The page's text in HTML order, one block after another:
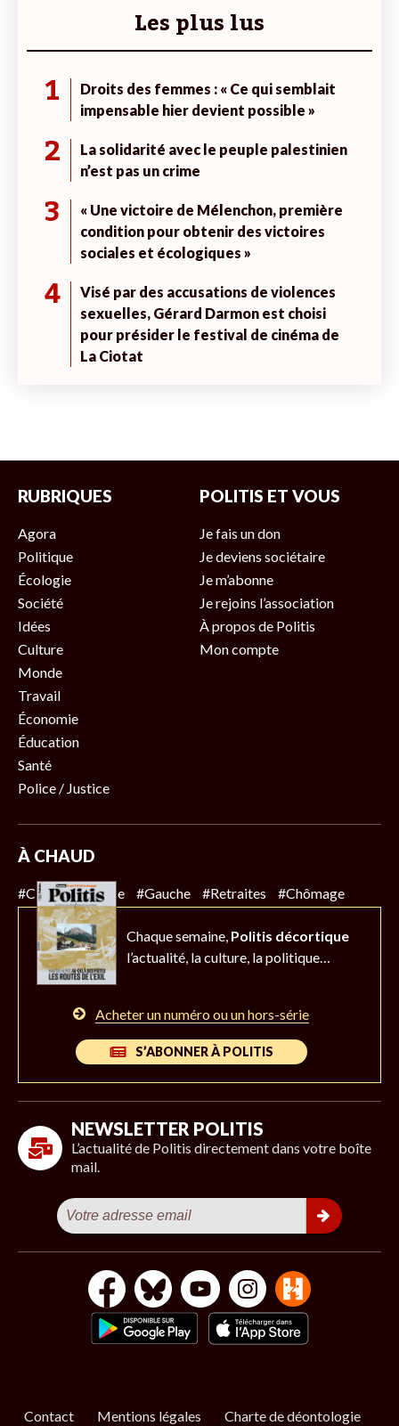
Les plus lus
1
Droits des femmes : « Ce qui semblait
impensable hier devient possible »
2
La solidarité avec le peuple palestinien
n’est pas un crime
3
« Une victoire de Mélenchon, première
condition pour obtenir des victoires
sociales et écologiques »
4
Visé par des accusations de violences
sexuelles, Gérard Darmon est choisi
pour présider le festival de cinéma de
La Ciotat
RUBRIQUES
Agora
Politique
Écologie
Société
Idées
Culture
Monde
Travail
Économie
Éducation
Santé
Police / Justice
POLITIS ET VOUS
Je fais un don
Je deviens sociétaire
Je m’abonne
Je rejoins l’association
À propos de Politis
Mon compte
À CHAUD
#Climat #Police #Gauche #Retraites #Chômage
Chaque semaine, Politis décortique
l’actualité, la culture, la politique…
Acheter un numéro ou un hors-série
S’ABONNER À POLITIS
NEWSLETTER POLITIS
L’actualité de Politis directement dans votre boîte
mail.
Contact Mentions légales Charte de déontologie